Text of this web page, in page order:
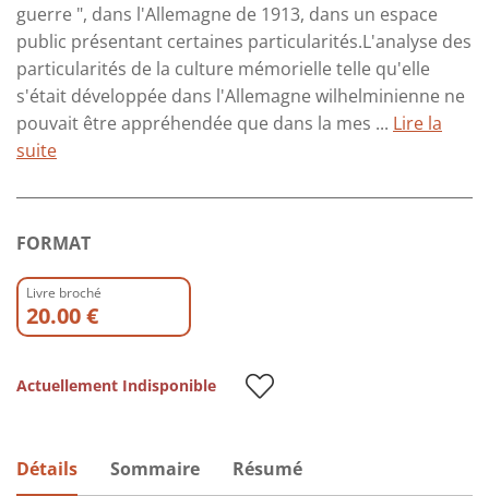
guerre ", dans l'Allemagne de 1913, dans un espace
public présentant certaines particularités.L'analyse des
particularités de la culture mémorielle telle qu'elle
s'était développée dans l'Allemagne wilhelminienne ne
pouvait être appréhendée que dans la mes ... Lire la
suite
FORMAT
Livre broché
20.00 €
Actuellement Indisponible
Détails Sommaire Résumé